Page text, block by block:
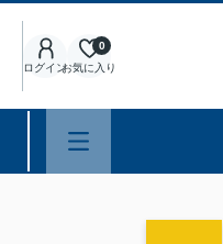
ログインお気に入り
0